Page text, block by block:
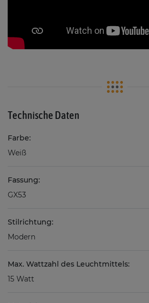
Technische Daten
Farbe:
Weiß
Fassung:
GX53
Stilrichtung:
Modern
Max. Wattzahl des Leuchtmittels:
15 Watt